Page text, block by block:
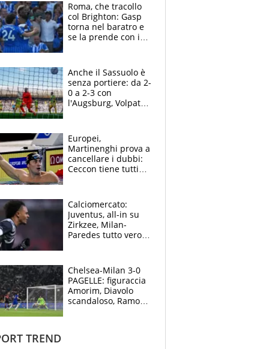
Roma, che tracollo
col Brighton: Gasp
torna nel baratro e
se la prende con i
Anche il Sassuolo è
senza portiere: da 2-
0 a 2-3 con
l'Augsburg, Volpato
Europei,
Martinenghi prova a
cancellare i dubbi:
Ceccon tiene tutti
Curtis
Calciomercato:
Juventus, all-in su
Zirkzee, Milan-
Paredes tutto vero,
Chelsea-Milan 3-0
PAGELLE: figuraccia
Amorim, Diavolo
scandaloso, Ramos
TREND